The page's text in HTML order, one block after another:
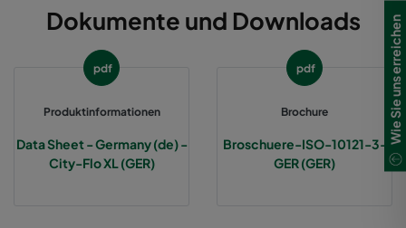
0185 490x490x520-8 ePM1 85% 490
Dokumente und Downloads
pdf
Produktinformationen
Data Sheet - Germany (de) -
City-Flo XL (GER)
pdf
Brochure
Broschuere-ISO-10121-3-
GER (GER)
Wie Sie uns erreichen